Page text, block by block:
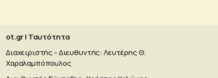
ot.gr | Ταυτότητα
Διαχειριστής - Διευθυντής: Λευτέρης Θ.
Χαραλαμπόπουλος